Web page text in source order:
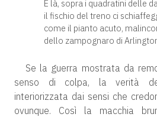
E là, sopra i quadratini delle
il fischio del treno ci
come il pianto acuto,
dello zampognaro di
Se la guerra mostrata da
senso di colpa, la verità
interiorizzata dai sensi che
ovunque. Così la macchia